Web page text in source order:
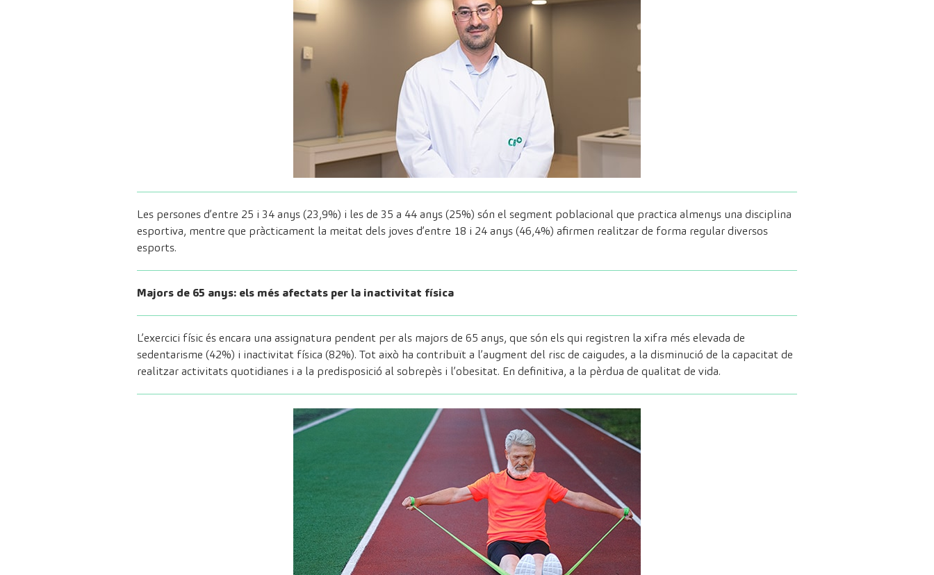
Les persones d’entre 25 i 34 anys (23,9%) i les de 35 a 44 anys (25%) són el segment poblacional que practica almenys una disciplina
esportiva, mentre que pràcticament la meitat dels joves d’entre 18 i 24 anys (46,4%) afirmen realitzar de forma regular diversos
esports.
Majors de 65 anys: els més afectats per la inactivitat física
L’exercici físic és encara una assignatura pendent per als majors de 65 anys, que són els qui registren la xifra més elevada de
sedentarisme (42%) i inactivitat física (82%). Tot això ha contribuït a l’augment del risc de caigudes, a la disminució de la capacitat de
realitzar activitats quotidianes i a la predisposició al sobrepès i l’obesitat. En definitiva, a la pèrdua de qualitat de vida.